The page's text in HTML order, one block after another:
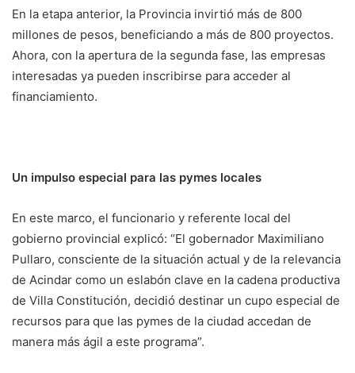
En la etapa anterior, la Provincia invirtió más de 800
millones de pesos, beneficiando a más de 800 proyectos.
Ahora, con la apertura de la segunda fase, las empresas
interesadas ya pueden inscribirse para acceder al
financiamiento.
Un impulso especial para las pymes locales
En este marco, el funcionario y referente local del
gobierno provincial explicó: “El gobernador Maximiliano
Pullaro, consciente de la situación actual y de la relevancia
de Acindar como un eslabón clave en la cadena productiva
de Villa Constitución, decidió destinar un cupo especial de
recursos para que las pymes de la ciudad accedan de
manera más ágil a este programa”.